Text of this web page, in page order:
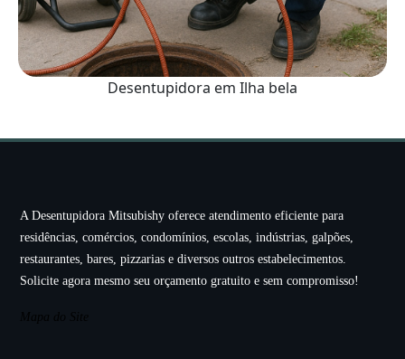
Desentupidora em Ilha bela
A Desentupidora Mitsubishy oferece atendimento eficiente para
residências, comércios, condomínios, escolas, indústrias, galpões,
restaurantes, bares, pizzarias e diversos outros estabelecimentos.
Solicite agora mesmo seu orçamento gratuito e sem compromisso!
Mapa do Site